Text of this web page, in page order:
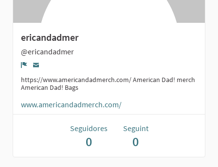
ericandadmer
@ericandadmer
Denúncia
https://www.americandadmerch.com/ American Dad! merch
American Dad! Bags
www.americandadmerch.com/
Seguidores
0
Seguint
0